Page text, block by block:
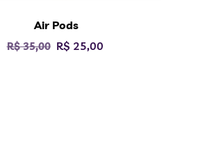
Air Pods
R$35,00 R$ 25,00